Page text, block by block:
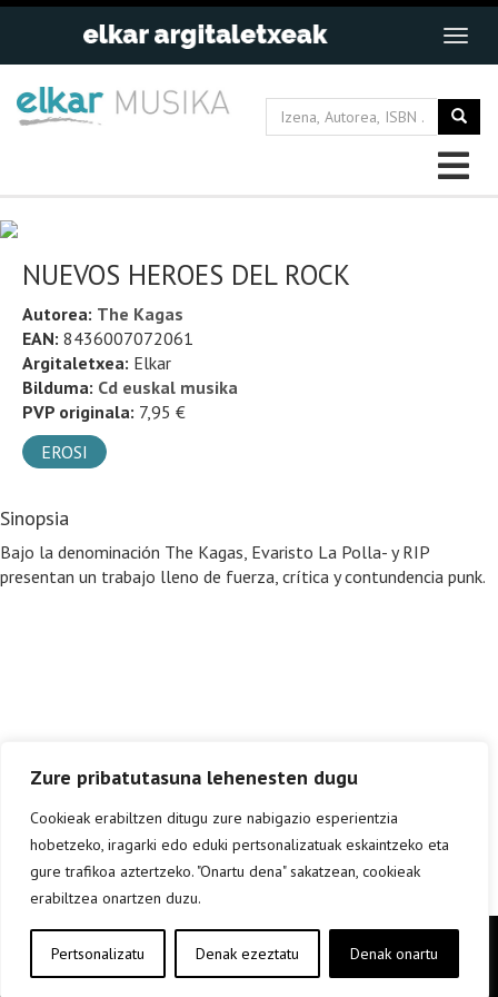
Zure pribatutasuna lehenesten dugu
Cookieak erabiltzen ditugu zure nabigazio esperientzia
hobetzeko, iragarki edo eduki pertsonalizatuak eskaintzeko eta
gure trafikoa aztertzeko. "Onartu dena" sakatzean, cookieak
erabiltzea onartzen duzu.
Pertsonalizatu Denak ezeztatu Denak onartu
NUEVOS HEROES DEL ROCK
Autorea: The Kagas
EAN: 8436007072061
Argitaletxea: Elkar
Bilduma: Cd euskal musika
PVP originala: 7,95 €
EROSI
Sinopsia
Bajo la denominación The Kagas, Evaristo La Polla- y RIP
presentan un trabajo lleno de fuerza, crítica y contundencia punk.
Copyright © elkar Argitaletxeak 2019
Lege oharra
Cookie politika